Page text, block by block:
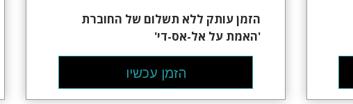
הזמן עותק ללא תשלום של החוברת
'האמת על אל-אס-די'
הזמן עכשיו